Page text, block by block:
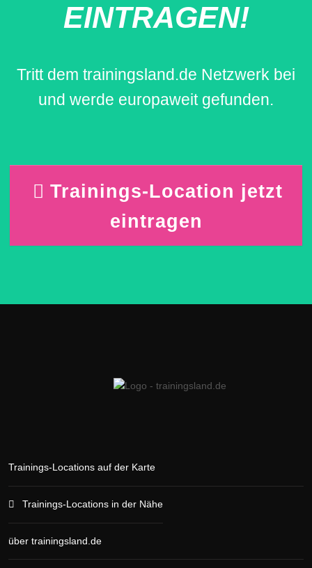
EINTRAGEN!
Tritt dem trainingsland.de Netzwerk bei
und werde europaweit gefunden.
Trainings-Location jetzt
eintragen
Trainings-Locations auf der Karte
Trainings-Locations in der Nähe
über trainingsland.de